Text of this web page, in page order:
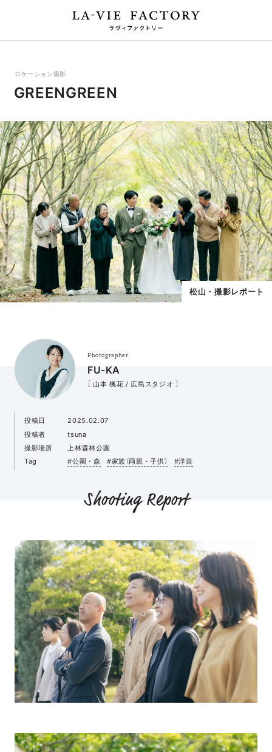
ロケーション撮影
GREENGREEN
松山・撮影レポート
Photographer
FU-KA
［ 山本 楓花 / 広島スタジオ ］
投稿日
2025.02.07
投稿者
tsuna
撮影場所
上林森林公園
Tag
#公園・森 #家族（両親・子供） #洋装
Shooting Report